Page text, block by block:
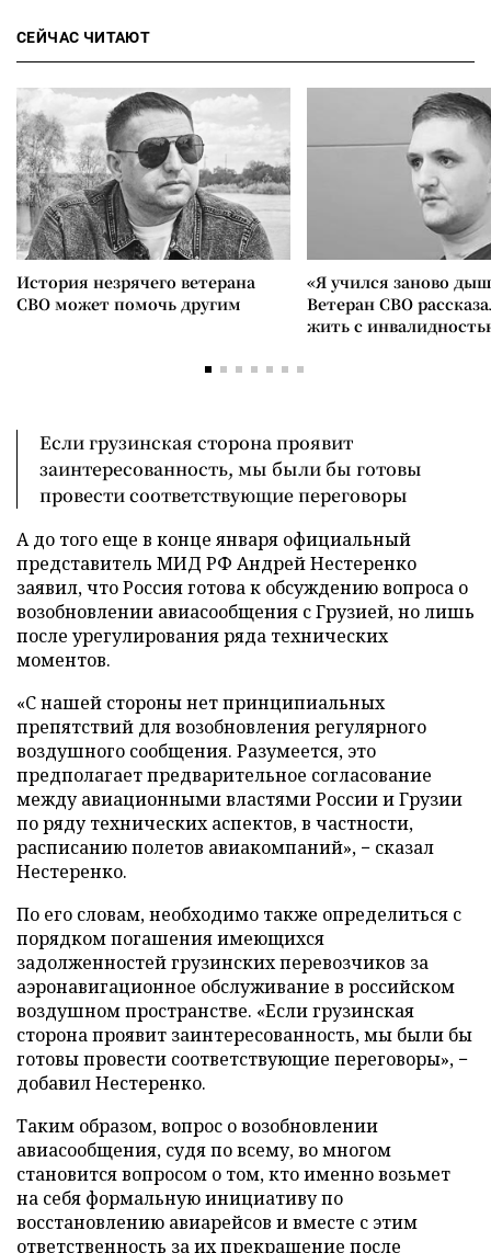
СЕЙЧАС ЧИТАЮТ
История незрячего ветерана
СВО может помочь другим
«Я учился заново
Ветеран СВО
жить с
Если грузинская сторона проявит
заинтересованность, мы были бы готовы
провести соответствующие переговоры
А до того еще в конце января официальный
представитель МИД РФ Андрей Нестеренко
заявил, что Россия готова к обсуждению вопроса о
возобновлении авиасообщения с Грузией, но лишь
после урегулирования ряда технических
моментов.
«С нашей стороны нет принципиальных
препятствий для возобновления регулярного
воздушного сообщения. Разумеется, это
предполагает предварительное согласование
между авиационными властями России и Грузии
по ряду технических аспектов, в частности,
расписанию полетов авиакомпаний», − сказал
Нестеренко.
По его словам, необходимо также определиться с
порядком погашения имеющихся
задолженностей грузинских перевозчиков за
аэронавигационное обслуживание в российском
воздушном пространстве. «Если грузинская
сторона проявит заинтересованность, мы были бы
готовы провести соответствующие переговоры», −
добавил Нестеренко.
Таким образом, вопрос о возобновлении
авиасообщения, судя по всему, во многом
становится вопросом о том, кто именно возьмет
на себя формальную инициативу по
восстановлению авиарейсов и вместе с этим
ответственность за их прекращение после